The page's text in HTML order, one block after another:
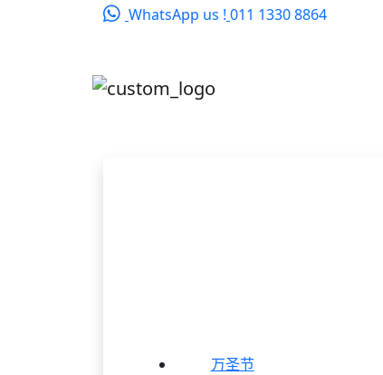
WhatsApp us ! 011 1330 8864
万圣节